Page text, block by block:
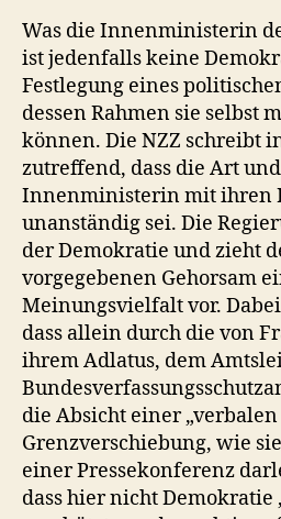
Was die Innenministerin
ist jedenfalls keine
Festlegung eines
dessen Rahmen sie selbst
können. Die NZZ schreibt
zutreffend, dass die Art
Innenministerin mit ihren
unanständig sei. Die
der Demokratie und zieht
vorgegebenen Gehorsam
Meinungsvielfalt vor.
dass allein durch die von
ihrem Adlatus, dem
die Absicht einer
Grenzverschiebung, wie
einer Pressekonferenz
dass hier nicht Demokratie